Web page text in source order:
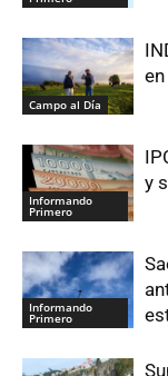
Campo al Día
Informando
Primero
y
Informando
Primero